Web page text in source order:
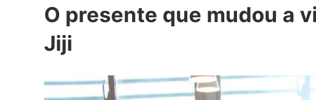
O presente que mudou a
Jiji